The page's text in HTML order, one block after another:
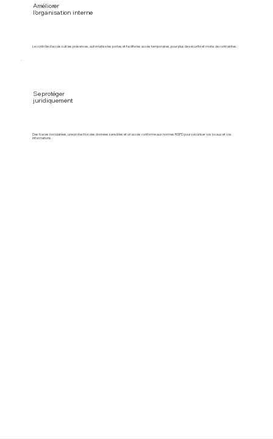
Améliorer
l’organisation interne
Le contrôle d’accès suit les présences, automatise les portes et facilite les accès temporaires, pour plus de sécurité et moins de contraintes.
Se protéger
juridiquement
Des traces horodatées, une protection des données sensibles et un accès conforme aux normes RGPD pour sécuriser vos locaux et vos
informations.